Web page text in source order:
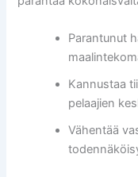
Parantunut
Kannustaa
pelaajien
Vähentää